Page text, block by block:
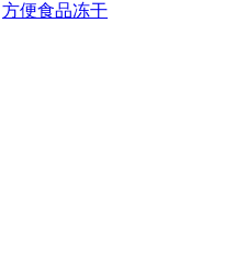
方便食品冻干